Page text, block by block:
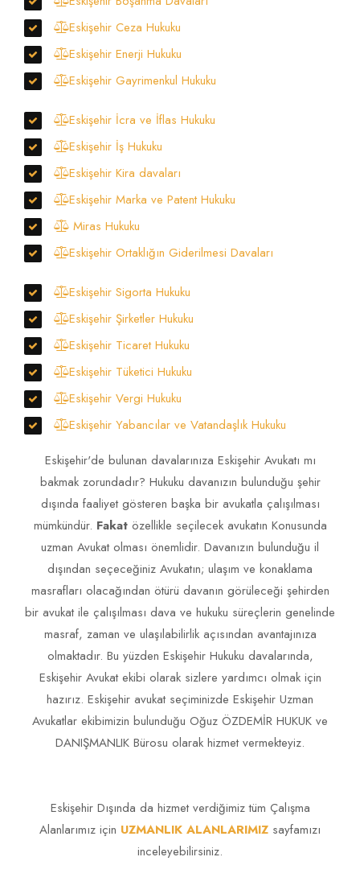
Eskişehir Ceza Hukuku Avukatı yazdı!
Cinsel Taciz Suçu
TÜMÜNÜ GÖR!
Eskişehir Ceza Hukuku
Eskişehir Enerji Hukuku
Eskişehir Gayrimenkul Hukuku
Eskişehir İcra ve İflas Hukuku
Eskişehir İş Hukuku
Eskişehir Kira davaları
Eskişehir Marka ve Patent Hukuku
Miras Hukuku
Eskişehir Ortaklığın Giderilmesi Davaları
Eskişehir Sigorta Hukuku
Eskişehir Şirketler Hukuku
Eskişehir Ticaret Hukuku
Eskişehir Tüketici Hukuku
Eskişehir Vergi Hukuku
Eskişehir Yabancılar ve Vatandaşlık Hukuku
Eskişehir'de bulunan davalarınıza Eskişehir Avukatı mı
bakmak zorundadır? Hukuku davanızın bulunduğu şehir
dışında faaliyet gösteren başka bir avukatla çalışılması
mümkündür. Fakatözellikle seçilecek avukatın Konusunda
uzman Avukat olması önemlidir. Davanızın bulunduğu il
dışından seçeceğiniz Avukatın; ulaşım ve konaklama
masrafları olacağından ötürü davanın görüleceği şehirden
bir avukat ile çalışılması dava ve hukuku süreçlerin genelinde
masraf, zaman ve ulaşılabilirlik açısından avantajınıza
olmaktadır. Bu yüzden Eskişehir Hukuku davalarında,
Eskişehir Avukat ekibi olarak sizlere yardımcı olmak için
hazırız. Eskişehir avukat seçiminizde Eskişehir Uzman
Avukatlar ekibimizin bulunduğu Oğuz ÖZDEMİR HUKUK ve
DANIŞMANLIK Bürosu olarak hizmet vermekteyiz.
Eskişehir Dışında da hizmet verdiğimiz tüm Çalışma
Alanlarımız için UZMANLIK ALANLARIMIZ sayfamızı
inceleyebilirsiniz.